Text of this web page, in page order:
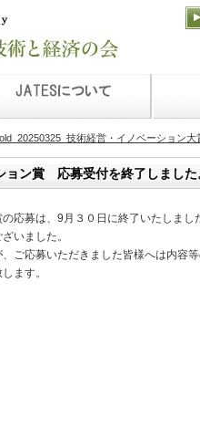
old_20250325_技術経営・イノベーション大
ン賞 応募受付を終了しました
応募は、9月３０日に終了いたしまし
いました。
ご応募いただきました皆様へは内容
ます。